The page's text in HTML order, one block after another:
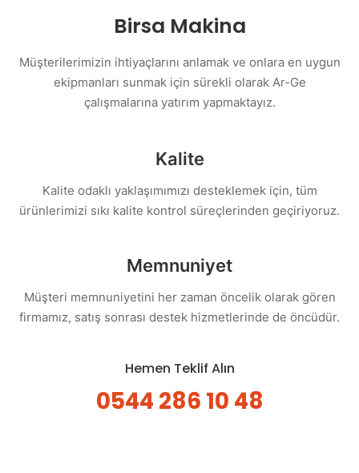
Birsa Makina
Müşterilerimizin ihtiyaçlarını anlamak ve onlara en uygun
ekipmanları sunmak için sürekli olarak Ar-Ge
çalışmalarına yatırım yapmaktayız.
Kalite
Kalite odaklı yaklaşımımızı desteklemek için, tüm
ürünlerimizi sıkı kalite kontrol süreçlerinden geçiriyoruz.
Memnuniyet
Müşteri memnuniyetini her zaman öncelik olarak gören
firmamız, satış sonrası destek hizmetlerinde de öncüdür.
Hemen Teklif Alın
0544 286 10 48